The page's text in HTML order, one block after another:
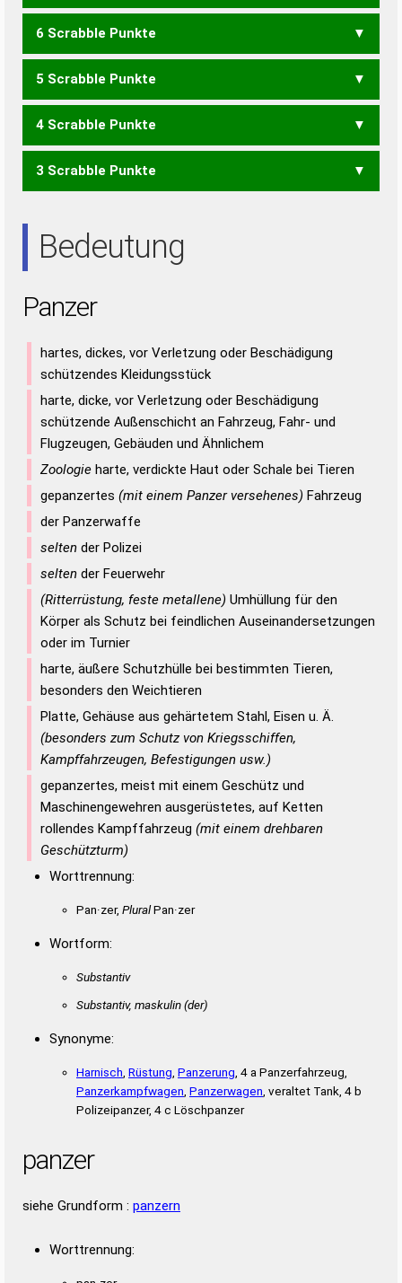
APER APRE RANZE ZAREN
6 Scrabble Punkte
PAR PER RAP REP NERZ
5 Scrabble Punkte
ERZ ZAR ZEA ZEN
4 Scrabble Punkte
AREN
3 Scrabble Punkte
Bedeutung
Panzer
hartes, dickes, vor Verletzung oder Beschädigung
schützendes Kleidungsstück
harte, dicke, vor Verletzung oder Beschädigung
schützende Außenschicht an Fahrzeug, Fahr- und
Flugzeugen, Gebäuden und Ähnlichem
Zoologie harte, verdickte Haut oder Schale bei Tieren
gepanzertes (mit einem Panzer versehenes) Fahrzeug
der Panzerwaffe
selten der Polizei
selten der Feuerwehr
(Ritterrüstung, feste metallene) Umhüllung für den
Körper als Schutz bei feindlichen Auseinandersetzungen
oder im Turnier
harte, äußere Schutzhülle bei bestimmten Tieren,
besonders den Weichtieren
Platte, Gehäuse aus gehärtetem Stahl, Eisen u. Ä.
(besonders zum Schutz von Kriegsschiffen,
Kampffahrzeugen, Befestigungen usw.)
gepanzertes, meist mit einem Geschütz und
Maschinengewehren ausgerüstetes, auf Ketten
rollendes Kampffahrzeug (mit einem drehbaren
Geschützturm)
Worttrennung:
Pan·zer, PluralPan·zer
Wortform:
Substantiv
Substantiv, maskulin(der)
Synonyme:
Harnisch Rüstung Panzerung , 4 a Panzerfahrzeug,
Panzerkampfwagen Panzerwagen , veraltet Tank, 4 b
Polizeipanzer, 4 c Löschpanzer
panzer
siehe Grundform : panzern
Worttrennung: